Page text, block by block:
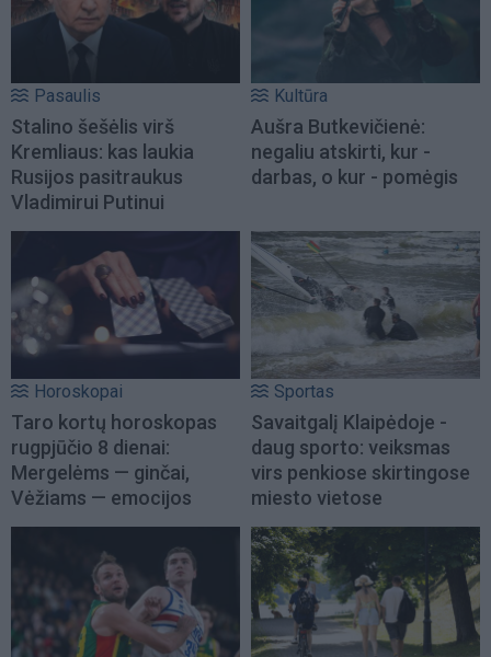
Pasaulis
Stalino šešėlis virš
Kremliaus: kas laukia
Rusijos pasitraukus
Vladimirui Putinui
Kultūra
Aušra Butkevičienė:
negaliu atskirti, kur -
darbas, o kur - pomėgis
Horoskopai
Taro kortų horoskopas
rugpjūčio 8 dienai:
Mergelėms — ginčai,
Vėžiams — emocijos
Sportas
Savaitgalį Klaipėdoje -
daug sporto: veiksmas
virs penkiose skirtingose
miesto vietose